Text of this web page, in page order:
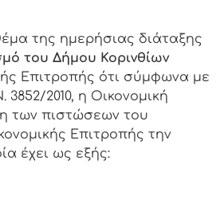
της ημερήσιας διάταξης
του Δήμου Κορινθίων
Επιτροπής ότι σύμφωνα με
2010, η Οικονομική
των πιστώσεων του
Επιτροπής την
έχει ως εξής: